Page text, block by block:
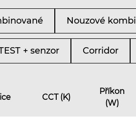
Nouzové
+ senzor Corridor
CCT (K)
Příkon
(W)